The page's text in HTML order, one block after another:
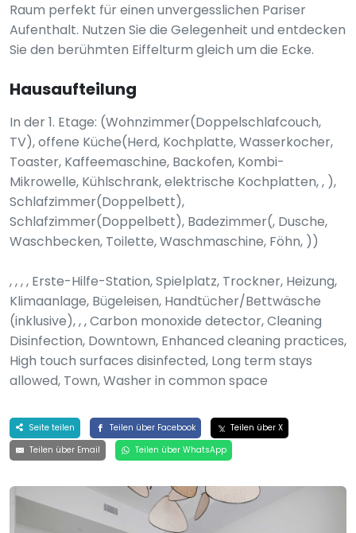
Raum perfekt für einen unvergesslichen Pariser
Aufenthalt. Nutzen Sie die Gelegenheit und entdecken
Sie den berühmten Eiffelturm gleich um die Ecke.
Hausaufteilung
In der 1. Etage: (Wohnzimmer(Doppelschlafcouch,
TV), offene Küche(Herd, Kochplatte, Wasserkocher,
Toaster, Kaffeemaschine, Backofen, Kombi-
Mikrowelle, Kühlschrank, elektrische Kochplatten, , ),
Schlafzimmer(Doppelbett),
Schlafzimmer(Doppelbett), Badezimmer(, Dusche,
Waschbecken, Toilette, Waschmaschine, Föhn, ))
, , , , Erste-Hilfe-Station, Spielplatz, Trockner, Heizung,
Klimaanlage, Bügeleisen, Handtücher/Bettwäsche
(inklusive), , , Carbon monoxide detector, Cleaning
Disinfection, Downtown, Enhanced cleaning practices,
High touch surfaces disinfected, Long term stays
allowed, Town, Washer in common space
Seite teilen Teilen über Facebook
Teilen über X
Teilen über Email
Teilen über WhatsApp